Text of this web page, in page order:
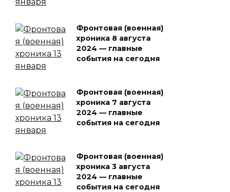
Фронтовая (военная)
хроника 8 августа
2024 — главные
события на сегодня
Фронтовая (военная)
хроника 7 августа
2024 — главные
события на сегодня
Фронтовая (военная)
хроника 3 августа
2024 — главные
события на сегодня